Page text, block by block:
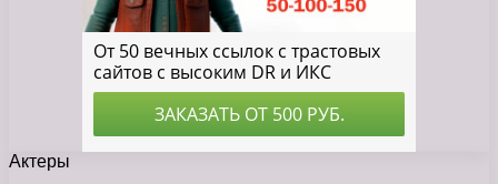
Актеры